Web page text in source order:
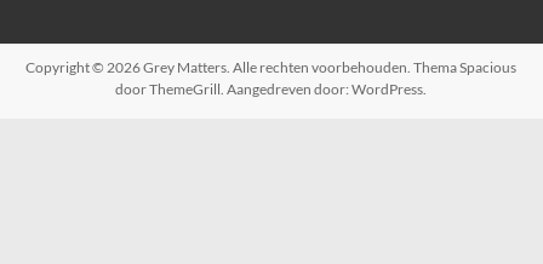
Copyright © 2026Grey Matters. Alle rechten voorbehouden. ThemaSpacious
door ThemeGrill. Aangedreven door:WordPress.